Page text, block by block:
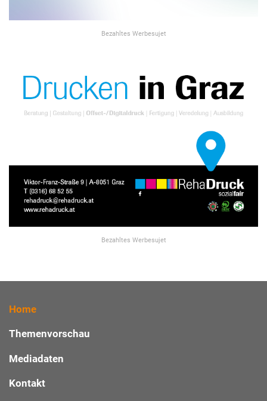
Bezahltes Werbesujet
Bezahltes Werbesujet
Home
Themenvorschau
Mediadaten
Kontakt